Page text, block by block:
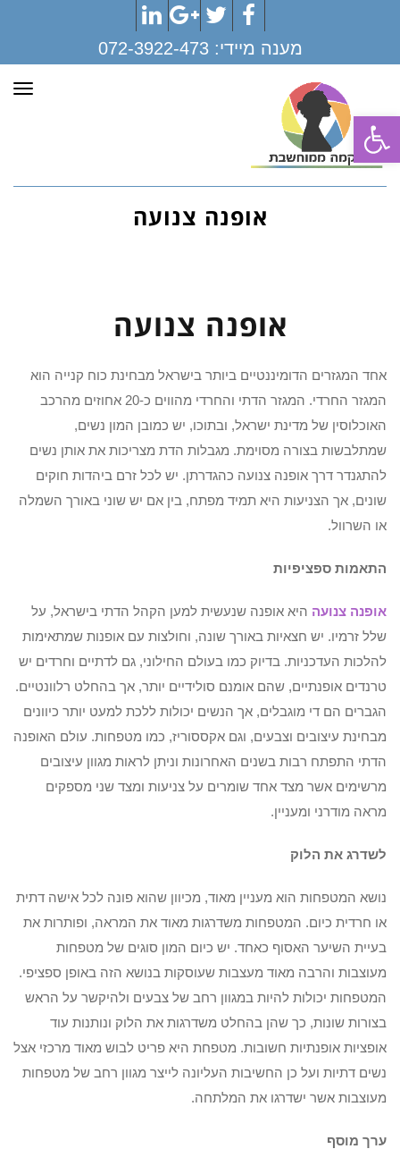
פתח סרגל נגישות
Facebook
Twitter
Google+
LinkedIn
מענה מיידי:072-3922-473
אופנה צנועה
אופנה צנועה
אחד המגזרים הדומיננטיים ביותר בישראל מבחינת כוח קנייה הוא
המגזר החרדי. המגזר הדתי והחרדי מהווים כ-20 אחוזים מהרכב
האוכלוסין של מדינת ישראל, ובתוכו, יש כמובן המון נשים,
שמתלבשות בצורה מסוימת. מגבלות הדת מצריכות את אותן נשים
להתגנדר דרך אופנה צנועה כהגדרתן. יש לכל זרם ביהדות חוקים
שונים, אך הצניעות היא תמיד מפתח, בין אם יש שוני באורך השמלה
או השרוול.
התאמות ספציפיות
אופנה צנועה היא אופנה שנעשית למען הקהל הדתי בישראל, על
שלל זרמיו. יש חצאיות באורך שונה, וחולצות עם אופנות שמתאימות
להלכות העדכניות. בדיוק כמו בעולם החילוני, גם לדתיים וחרדים יש
טרנדים אופנתיים, שהם אומנם סולידיים יותר, אך בהחלט רלוונטיים.
הגברים הם די מוגבלים, אך הנשים יכולות ללכת למעט יותר כיוונים
מבחינת עיצובים וצבעים, וגם אקססוריז, כמו מטפחות. עולם האופנה
הדתי התפתח רבות בשנים האחרונות וניתן לראות מגוון עיצובים
מרשימים אשר מצד אחד שומרים על צניעות ומצד שני מספקים
מראה מודרני ומעניין.
לשדרג את הלוק
נושא המטפחות הוא מעניין מאוד, מכיוון שהוא פונה לכל אישה דתית
או חרדית כיום. המטפחות משדרגות מאוד את המראה, ופותרות את
בעיית השיער האסוף כאחד. יש כיום המון סוגים של מטפחות
מעוצבות והרבה מאוד מעצבות שעוסקות בנושא הזה באופן ספציפי.
המטפחות יכולות להיות במגוון רחב של צבעים ולהיקשר על הראש
בצורות שונות, כך שהן בהחלט משדרגות את הלוק ונותנות עוד
אופציות אופנתיות חשובות. מטפחת היא פריט לבוש מאוד מרכזי אצל
נשים דתיות ועל כן החשיבות העליונה לייצר מגוון רחב של מטפחות
מעוצבות אשר ישדרגו את המלתחה.
ערך מוסף